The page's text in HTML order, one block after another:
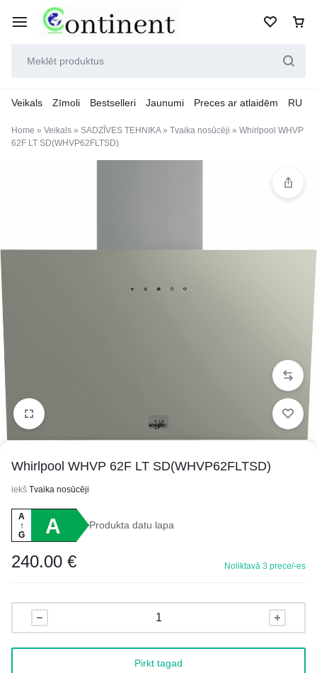
Veikals Zīmoli Bestselleri Jaunumi Preces ar atlaidēm RU
Home » Veikals » SADZĪVES TEHNIKA» Tvaika nosūcēji » Whirlpool WHVP
62F LT SD(WHVP62FLTSD)
1/4
Whirlpool WHVP 62F LT SD(WHVP62FLTSD)
iekš Tvaika nosūcēji
A
↑
G
A Produkta datu lapa
240.00 € Noliktavā 3 prece/-es
Pirkt tagad